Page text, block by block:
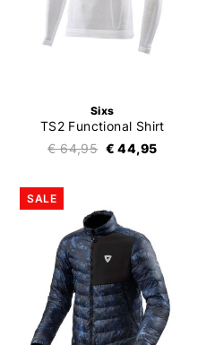
Sixs
TS2 Functional Shirt
€ 64,95 € 44,95
SALE